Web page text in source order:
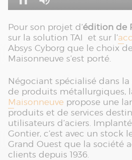
Pour son projet d’édition de
sur la solution TAI et sur l’
Absys Cyborg que le choix
Maisonneuve s’est porté.
Négociant spécialisé dans
de produits métallurgiques,
Maisonneuve propose une
produits et de services
utilisateurs d’aciers.
Gontier, c’est avec un stock
Grand Ouest que la société
clients depuis 1936.